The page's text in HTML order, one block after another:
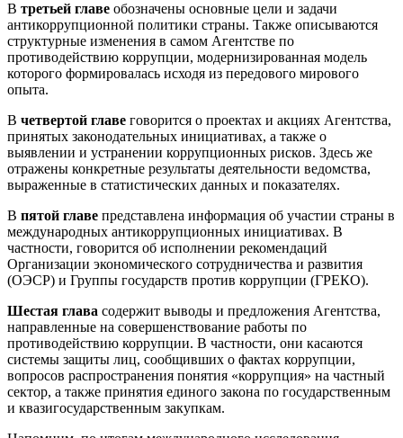
В третьей главе обозначены основные цели и задачи
антикоррупционной политики страны. Также описываются
структурные изменения в самом Агентстве по
противодействию коррупции, модернизированная модель
которого формировалась исходя из передового мирового
опыта.
В четвертой главе говорится о проектах и акциях Агентства,
принятых законодательных инициативах, а также о
выявлении и устранении коррупционных рисков. Здесь же
отражены конкретные результаты деятельности ведомства,
выраженные в статистических данных и показателях.
В пятой главе представлена информация об участии страны в
международных антикоррупционных инициативах. В
частности, говорится об исполнении рекомендаций
Организации экономического сотрудничества и развития
(ОЭСР) и Группы государств против коррупции (ГРЕКО).
Шестая глава содержит выводы и предложения Агентства,
направленные на совершенствование работы по
противодействию коррупции. В частности, они касаются
системы защиты лиц, сообщивших о фактах коррупции,
вопросов распространения понятия «коррупция» на частный
сектор, а также принятия единого закона по государственным
и квазигосударственным закупкам.